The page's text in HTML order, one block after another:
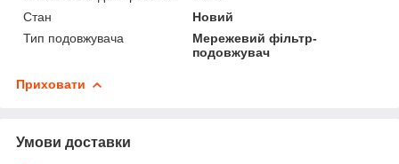
Стан
Новий
Тип подовжувача
Мережевий фільтр-
подовжувач
Приховати
Умови доставки